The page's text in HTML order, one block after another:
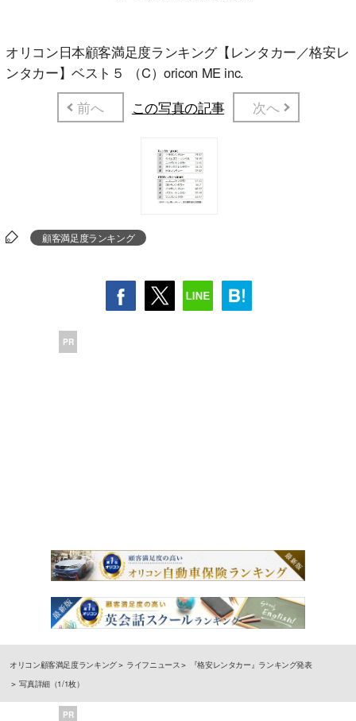
オリコン日本顧客満足度ランキング【レンタカー／格安レ
ンタカー】ベスト５ （C）oricon ME inc.
前へ
この写真の記事 次へ
顧客満足度ランキング
PR
オリコン顧客満足度ランキング ライフニュース
『格安レンタカー』ランキング発表
写真詳細（1/1枚）
PR